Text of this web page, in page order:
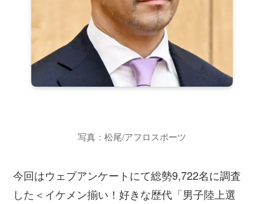
写真：松尾/アフロスポーツ
今回はウェブアンケートにて総勢9,722名に調査
した＜イケメン揃い！好きな歴代「男子陸上選